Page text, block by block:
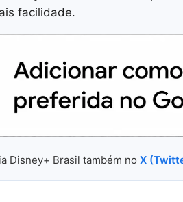
facilidade.
Disney+ Brasil também no X